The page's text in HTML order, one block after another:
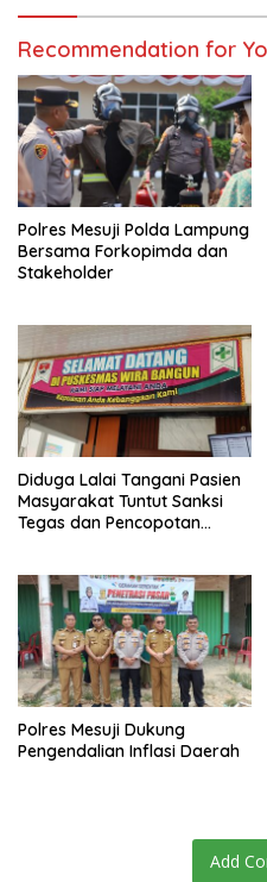
Recommendation for
Polres Mesuji Polda Lampung
Bersama Forkopimda dan
Stakeholder
Diduga Lalai Tangani Pasien
Masyarakat Tuntut Sanksi
Tegas dan Pencopotan
Polres Mesuji Dukung
Pengendalian Inflasi Daerah
Add